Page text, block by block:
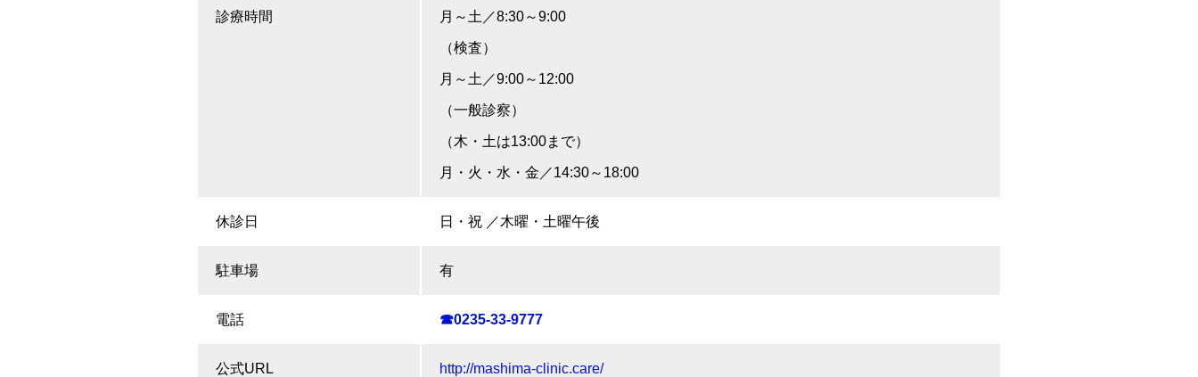
診療時間 月～土／8:30～9:00
（検査）
月～土／9:00～12:00
（一般診察）
（木・土は13:00まで）
月・火・水・金／14:30～18:00
休診日 日・祝 ／木曜・土曜午後
駐車場 有
電話 ☎0235-33-9777
公式URL http://mashima-clinic.care/